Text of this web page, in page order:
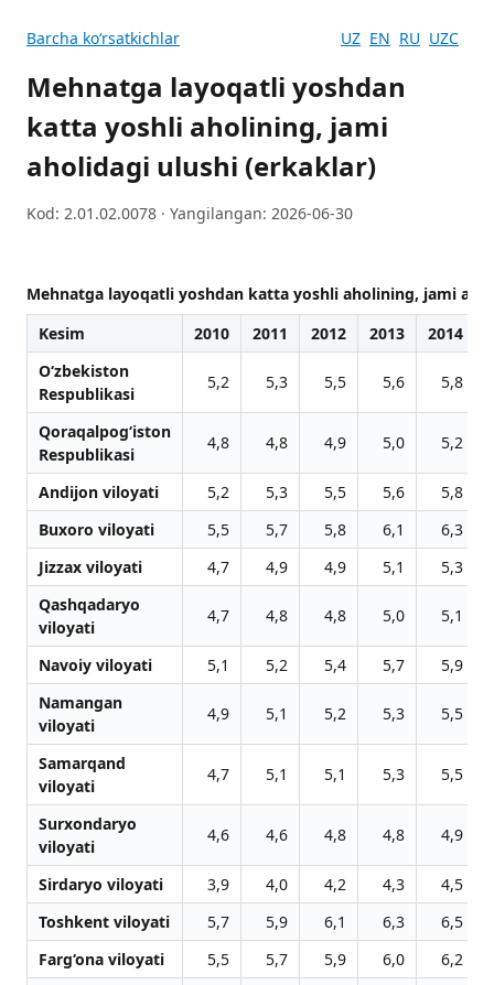
Barcha koʻrsatkichlar UZ EN RU UZC
Mehnatga layoqatli yoshdan
katta yoshli aholining, jami
aholidagi ulushi (erkaklar)
Kod: 2.01.02.0078 · Yangilangan: 2026-06-30
Mehnatga layoqatli yoshdan katta yoshli aholining, jami
Kesim
2010 2011 2012 2013 2014
O‘zbekiston
Respublikasi
5,2 5,3 5,5 5,6 5,8
Qoraqalpog‘iston
Respublikasi
4,8 4,8 4,9 5,0 5,2
Andijon viloyati 5,2 5,3 5,5 5,6
5,8
Buxoro viloyati
5,5 5,7 5,8 6,1
6,3
Jizzax viloyati
4,7 4,9 4,9 5,1
5,3
Qashqadaryo
viloyati
4,7 4,8 4,8 5,0 5,1
Navoiy viloyati 5,1 5,2 5,4 5,7
5,9
Namangan
viloyati
4,9 5,1 5,2 5,3 5,5
Samarqand
viloyati
4,7 5,1 5,1 5,3 5,5
Surxondaryo
viloyati
4,6 4,6 4,8 4,8 4,9
Sirdaryo viloyati 3,9 4,0 4,2 4,3
4,5
Toshkent viloyati
5,7 5,9 6,1 6,3
6,5
Farg‘ona viloyati
5,5 5,7 5,9 6,0
6,2